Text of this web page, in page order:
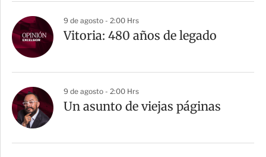
9 de agosto - 2:00 Hrs
Vitoria: 480 años de legado
9 de agosto - 2:00 Hrs
Un asunto de viejas páginas